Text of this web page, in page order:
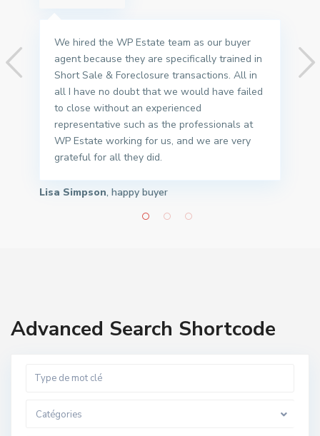
We hired the WP Estate team as our buyer
agent because they are specifically trained in
Short Sale & Foreclosure transactions. All in
all I have no doubt that we would have failed
to close without an experienced
representative such as the professionals at
WP Estate working for us, and we are very
grateful for all they did.
Lisa Simpson, happy buyer
Advanced Search Shortcode
Catégories